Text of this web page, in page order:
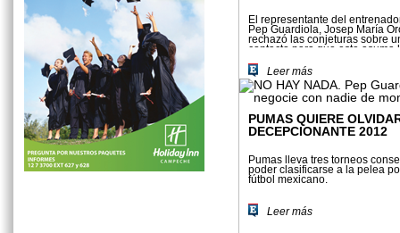
El representante del
Pep Guardiola, Josep María
rechazó las conjeturas sobre
contacto para que este asuma
Leer más
PUMAS QUIERE
DECEPCIONANTE 2012
Pumas lleva tres torneos
poder clasificarse a la pelea
fútbol mexicano.
Leer más